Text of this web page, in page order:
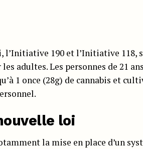
l’Initiative 190 et l’Initiative 118,
adultes. Les personnes de 21
1 once (28g) de cannabis et
loi
la mise en place d’un